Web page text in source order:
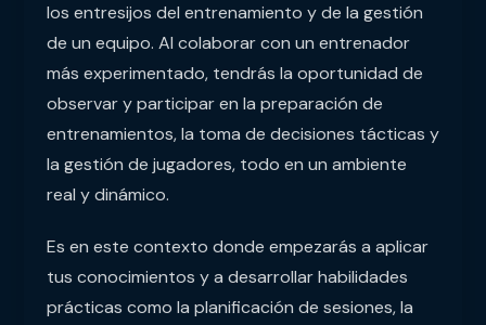
los entresijos del entrenamiento y de la gestión
de un equipo. Al colaborar con un entrenador
más experimentado, tendrás la oportunidad de
observar y participar en la preparación de
entrenamientos, la toma de decisiones tácticas y
la gestión de jugadores, todo en un ambiente
real y dinámico.
Es en este contexto donde empezarás a aplicar
tus conocimientos y a desarrollar habilidades
prácticas como la planificación de sesiones, la